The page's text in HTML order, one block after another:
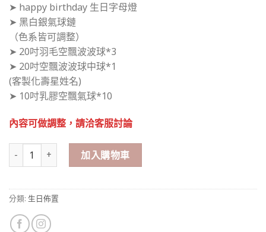
➤ happy birthday 生日字母燈
➤ 黑白銀氣球鏈
（色系皆可調整）
➤ 20吋羽毛空飄波波球*3
➤ 20吋空飄波波球中球*1
(客製化壽星姓名)
➤ 10吋乳膠空飄氣球*10
內容可做調整，請洽客服討論
錫箔主題 生日佈置 數量加入購物車
分類: 生日佈置